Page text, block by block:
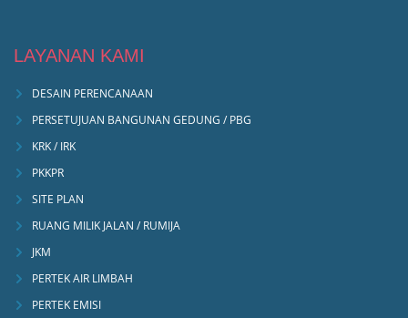
LAYANAN KAMI
DESAIN PERENCANAAN
PERSETUJUAN BANGUNAN GEDUNG / PBG
KRK / IRK
PKKPR
SITE PLAN
RUANG MILIK JALAN / RUMIJA
JKM
PERTEK AIR LIMBAH
PERTEK EMISI